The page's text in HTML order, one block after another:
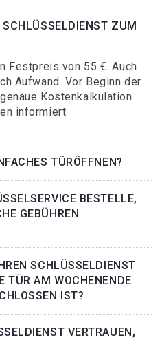
ZUM
Festpreis von 55 €. Auch
Aufwand. Vor Beginn der
Kostenkalkulation
informiert.
TÜRÖFFNEN?
BESTELLE,
GEBÜHREN
SCHLÜSSELDIENST
TÜR AM WOCHENENDE
IST?
VERTRAUEN,